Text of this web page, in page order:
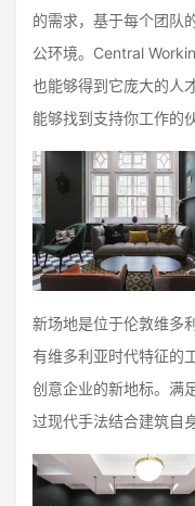
的需求，基于每个团队
公环境。Central
也能够得到它庞大的人
能够找到支持你工作的
新场地是位于伦敦维多
有维多利亚时代特征的
创意企业的新地标。满
过现代手法结合建筑自